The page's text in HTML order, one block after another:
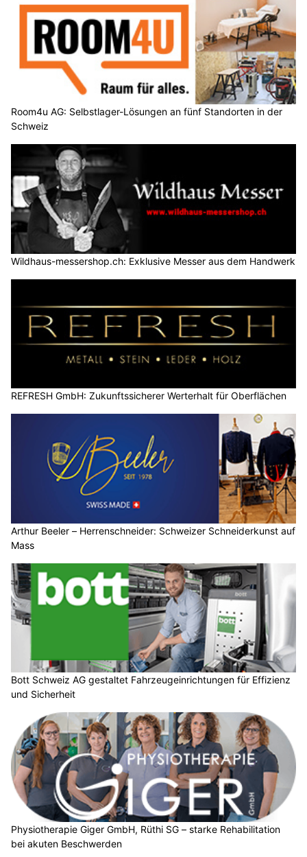
Room4u AG: Selbstlager-Lösungen an fünf Standorten in der
Schweiz
Wildhaus-messershop.ch: Exklusive Messer aus dem Handwerk
REFRESH GmbH: Zukunftssicherer Werterhalt für Oberflächen
Arthur Beeler – Herrenschneider: Schweizer Schneiderkunst auf
Mass
Bott Schweiz AG gestaltet Fahrzeugeinrichtungen für Effizienz
und Sicherheit
Physiotherapie Giger GmbH, Rüthi SG – starke Rehabilitation
bei akuten Beschwerden